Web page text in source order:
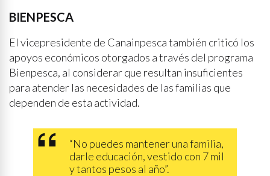
BIENPESCA
El vicepresidente de Canainpesca también criticó los
apoyos económicos otorgados a través del programa
Bienpesca, al considerar que resultan insuficientes
para atender las necesidades de las familias que
dependen de esta actividad.
“No puedes mantener una familia,
darle educación, vestido con 7 mil
y tantos pesos al año”.